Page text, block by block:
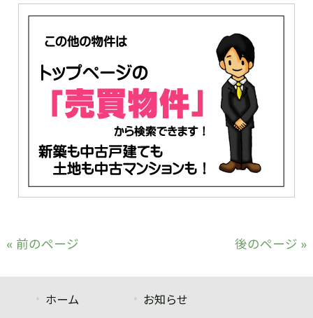
« 前のページ 後のページ »
ホーム お知らせ